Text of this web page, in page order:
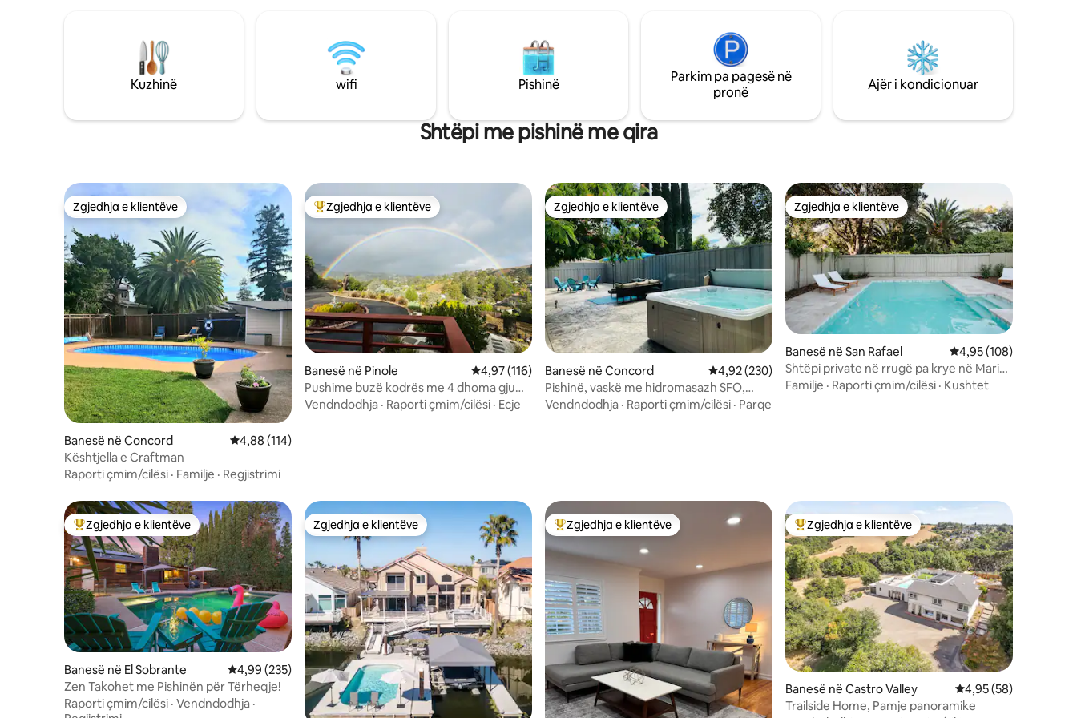
spitaleve, qendrës së qytetit,
autostradave kryesore, Bartit dhe
Shtegut të Kuajve të Hekurt (shtigje për
ecje dhe kalërim të pëlqyera nga
shtëpiake.
Kuzhinë wifi Pishinë
Parkim pa pagesë në
pronë
Ajër i kondicionuar
Shtëpi me pishinë me qira
Zgjedhja e klientëve
Zgjedhja e klientëve
Banesë në Concord Vlerësimi mesatar 4,88 nga 5, 114 vlerësime
4,88 (114)
Kështjella e Craftman
Raporti çmim/cilësi · Familje · Regjistrimi
Më të mirat e zgjedhjeve të klientëve
Zgjedhja e klientëve
Banesë në Pinole Vlerësimi mesatar 4,97 nga 5, 116 vlerësime
4,97 (116)
Pushime buzë kodrës me 4 dhoma gjumi
të bukura
Vendndodhja · Raporti çmim/cilësi · Ecje
Zgjedhja e klientëve
Zgjedhja e klientëve
Banesë në Concord Vlerësimi mesatar 4,92 nga 5, 230 vlerësime
4,92 (230)
Pishinë, vaskë me hidromasazh SFO,
Napa, shtëpi e pastër
Vendndodhja · Raporti çmim/cilësi · Parqe
Zgjedhja e klientëve
Zgjedhja e klientëve
Banesë në San Rafael Vlerësimi mesatar
4,95 (108)
Shtëpi private në rrugë pa krye në Marin
me pishinë
Familje · Raporti çmim/cilësi · Kushtet
Më të mirat e zgjedhjeve të klientëve
Zgjedhja e klientëve
Banesë në El Sobrante Vlerësimi mesatar 4,99 nga 5, 235 vlerësime
4,99 (235)
Zen Takohet me Pishinën për Tërheqje!
Raporti çmim/cilësi · Vendndodhja ·
Zgjedhja e klientëve
Zgjedhja e klientëve Më të mirat e zgjedhjeve të klientëve
Zgjedhja e klientëve Më të mirat e zgjedhjeve të klientëve
Zgjedhja e klientëve
Banesë në Castro Valley Vlerësimi mesatar
4,95 (58)
Trailside Home, Pamje panoramike